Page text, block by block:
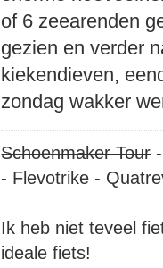
of 6 zeearenden
gezien en verder
kiekendieven,
zondag wakker
Schoenmaker Tour
- Flevotrike -
Ik heb niet teveel
ideale fiets!